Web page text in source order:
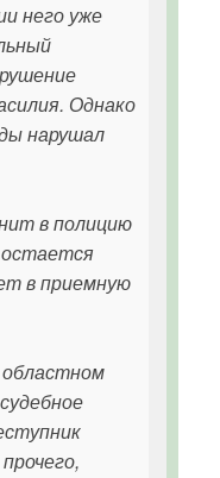
него уже
Однако
нарушал
в полицию
в приемную
областном